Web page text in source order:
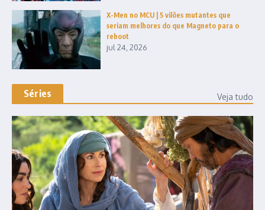
X-Men no MCU | 5 vilões mutantes que
seriam melhores do que Magneto para o
reboot
jul 24, 2026
Séries Veja tudo